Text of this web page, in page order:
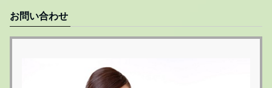
お問い合わせ